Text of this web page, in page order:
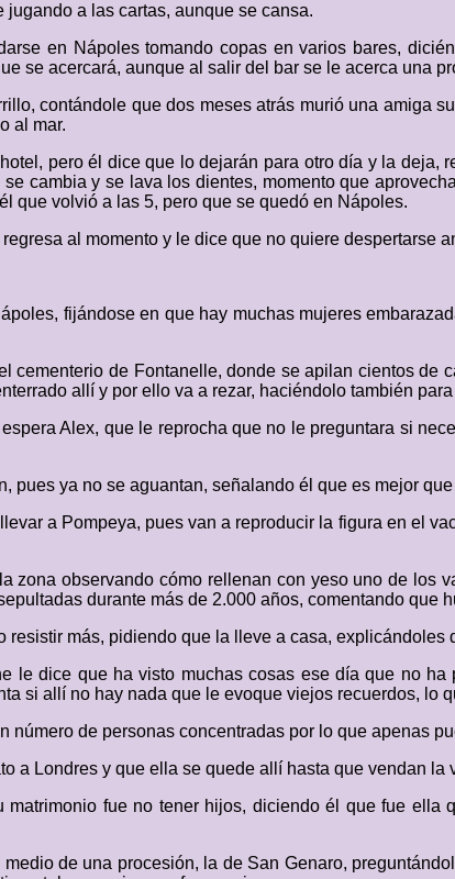
a las cartas, aunque se cansa.
en Nápoles tomando copas en varios bares,
se acercará, aunque al salir del bar se le acerca una
contándole que dos meses atrás murió una amiga
al mar.
pero él dice que lo dejarán para otro día y la
cambia y se lava los dientes, momento que
que volvió a las 5, pero que se quedó en Nápoles.
al momento y le dice que no quiere despertarse
fijándose en que hay muchas mujeres
cementerio de Fontanelle, donde se apilan cientos
allí y por ello va a rezar, haciéndolo también
Alex, que le reprocha que no le preguntara si
pues ya no se aguantan, señalando él que es mejor
a Pompeya, pues van a reproducir la figura en el
zona observando cómo rellenan con yeso uno de los
durante más de 2.000 años, comentando que
resistir más, pidiendo que la lleve a casa, explicándoles
le dice que ha visto muchas cosas ese día que no
si allí no hay nada que le evoque viejos recuerdos, lo
número de personas concentradas por lo que apenas
a Londres y que ella se quede allí hasta que vendan la
fue no tener hijos, diciendo él que fue
de una procesión, la de San Genaro,